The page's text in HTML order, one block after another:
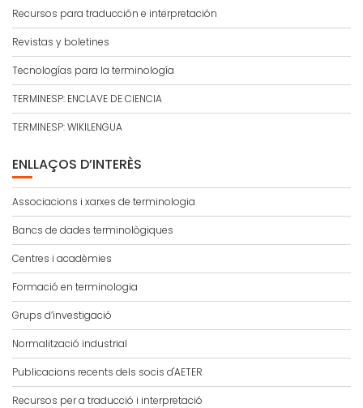
Recursos para traducción e interpretación
Revistas y boletines
Tecnologías para la terminología
TERMINESP: ENCLAVE DE CIENCIA
TERMINESP: WIKILENGUA
ENLLAÇOS D’INTERÈS
Associacions i xarxes de terminologia
Bancs de dades terminològiques
Centres i acadèmies
Formació en terminologia
Grups d’investigació
Normalització industrial
Publicacions recents dels socis d'AETER
Recursos per a traducció i interpretació